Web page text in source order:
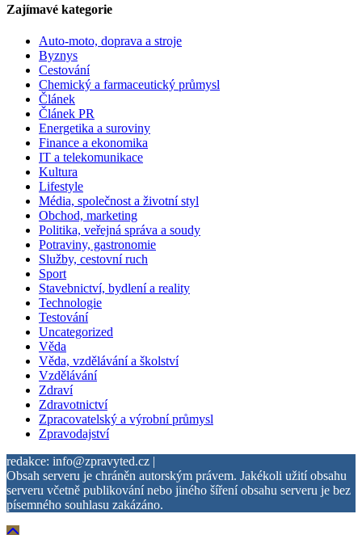
Zajímavé kategorie
Auto-moto, doprava a stroje
Byznys
Cestování
Chemický a farmaceutický průmysl
Článek
Článek PR
Energetika a suroviny
Finance a ekonomika
IT a telekomunikace
Kultura
Lifestyle
Média, společnost a životní styl
Obchod, marketing
Politika, veřejná správa a soudy
Potraviny, gastronomie
Služby, cestovní ruch
Sport
Stavebnictví, bydlení a reality
Technologie
Testování
Uncategorized
Věda
Věda, vzdělávání a školství
Vzdělávání
Zdraví
Zdravotnictví
Zpracovatelský a výrobní průmysl
Zpravodajství
redakce: info@zpravyted.cz |
Obsah serveru je chráněn autorským právem. Jakékoli užití obsahu
serveru včetně publikování nebo jiného šíření obsahu serveru je bez
písemného souhlasu zakázáno.